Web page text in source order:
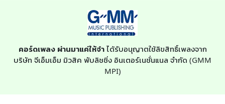
คอร์ดเพลง ผ่านมาแค่ให้จำได้รับอนุญาตใช้ลิขสิทธิ์เพลงจาก
บริษัท จีเอ็มเอ็ม มิวสิค พับลิชชิ่ง อินเตอร์เนชั่นแนล จำกัด (GMM
MPI)